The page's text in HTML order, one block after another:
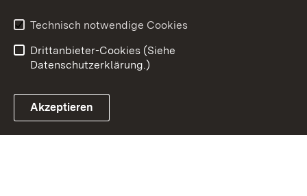
Technisch notwendige Cookies
Drittanbieter-Cookies (Siehe
Datenschutzerklärung.)
Akzeptieren